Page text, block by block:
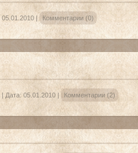
05.01.2010 | Комментарии (0)
| Дата: 05.01.2010 | Комментарии (2)